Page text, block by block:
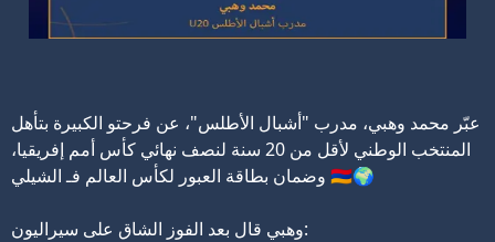
عبّر محمد وهبي، مدرب "أشبال الأطلس"، عن فرحتو الكبيرة بتأهل
المنتخب الوطني لأقل من 20 سنة لنصف نهائي كأس أمم إفريقيا،
وضمان بطاقة العبور لكأس العالم فـ الشيلي 🇲🇦🌍
وهبي قال بعد الفوز الشاق على سيراليون: